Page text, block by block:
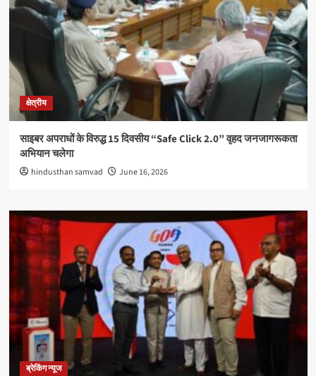
क्षेत्रीय
साइबर अपराधों के विरुद्ध 15 दिवसीय “Safe Click 2.0” वृहद जनजागरूकता
अभियान चलेगा
hindusthan samvad June 16, 2026
ब्रेकिंग न्यूज